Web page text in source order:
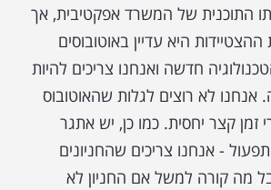
התוכנית של המשרד אפקטיבית, אך
היא עדיין באוטובוסים
חדשה ואנחנו צריכים להיות
אנחנו לא רוצים לגלות שהאוטובוס
קצר יחסית. כמו כן, יש אתגר
- אנחנו צריכים שהחניונים
מה קורה למשל אם החניון לא